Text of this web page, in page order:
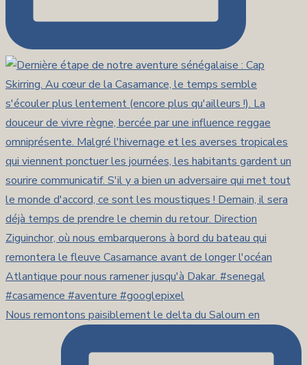
Nous remontons paisiblement le delta du Saloum en